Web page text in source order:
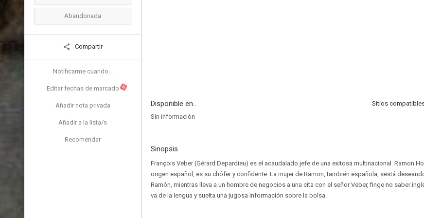
Abandonada
Compartir
Notificarme cuando...
Editar fechas de marcado N
Añadir nota privada
Añadir a la lista/s
Recomendar
Disponible en...
Sitios
Sin información
Sinopsis
François Veber (Gérard Depardieu) es el acaudalado jefe de una exitosa multinacional. Ramon
origen español, es su chófer y confidente. La mujer de Ramon, también española, sestá
Ramón, mientras lleva a un hombre de negocios a una cita con el señor Veber, finge no saber
va de la lengua y suelta una jugosa información sobre la bolsa.